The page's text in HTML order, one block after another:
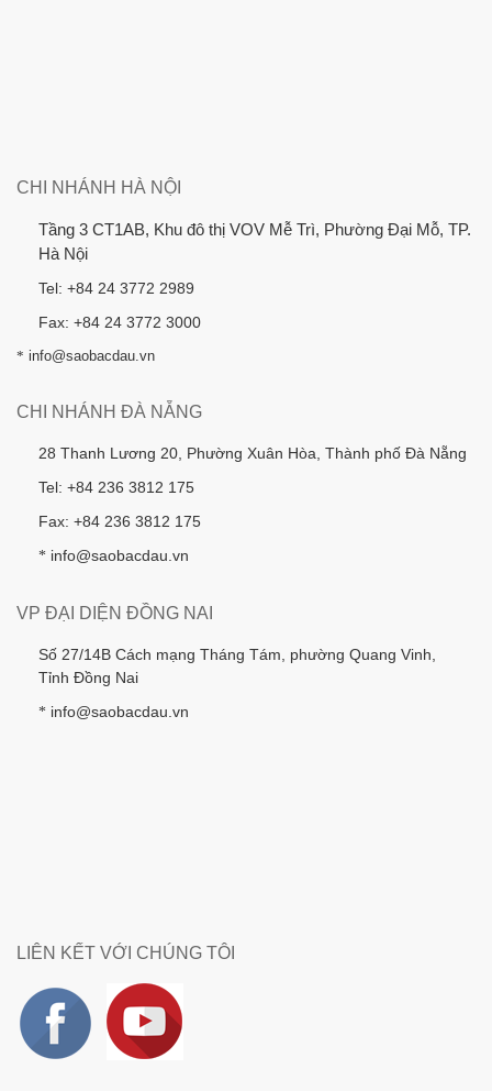
CHI NHÁNH HÀ NỘI
Tầng 3 CT1AB, Khu đô thị VOV Mễ Trì, Phường Đại Mỗ, TP.
Hà Nội
Tel: +84 24 3772 2989
Fax: +84 24 3772 3000
* info@saobacdau.vn
CHI NHÁNH ĐÀ NẴNG
28 Thanh Lương 20, Phường Xuân Hòa, Thành phố Đà Nẵng
Tel: +84 236 3812 175
Fax: +84 236 3812 175
* info@saobacdau.vn
VP ĐẠI DIỆN ĐỒNG NAI
Số 27/14B Cách mạng Tháng Tám, phường Quang Vinh,
Tỉnh Đồng Nai
* info@saobacdau.vn
LIÊN KẾT VỚI CHÚNG TÔI